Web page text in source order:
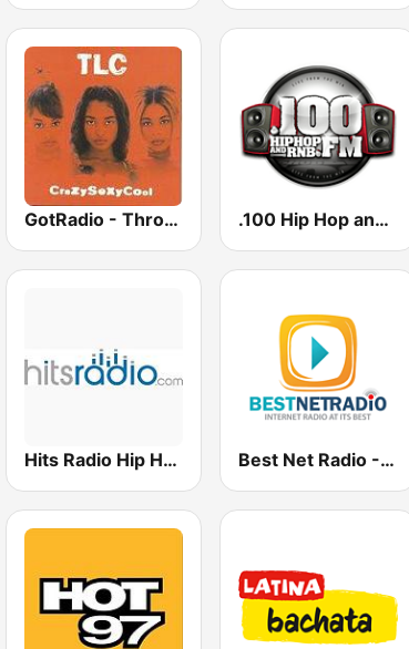
GotRadio - Throwback Jamz .100 Hip Hop and RNB.FM
Hits Radio Hip Hop / RnB Best Net Radio - R&B